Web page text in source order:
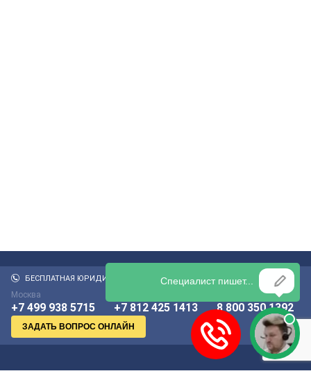
БЕСПЛАТНАЯ ЮРИДИЧЕСКАЯ КОНСУЛЬТАЦИЯ:
Москва
+7 499 938 5715 +7 812 425 1413
По России бесплатно
8 800 350 1392